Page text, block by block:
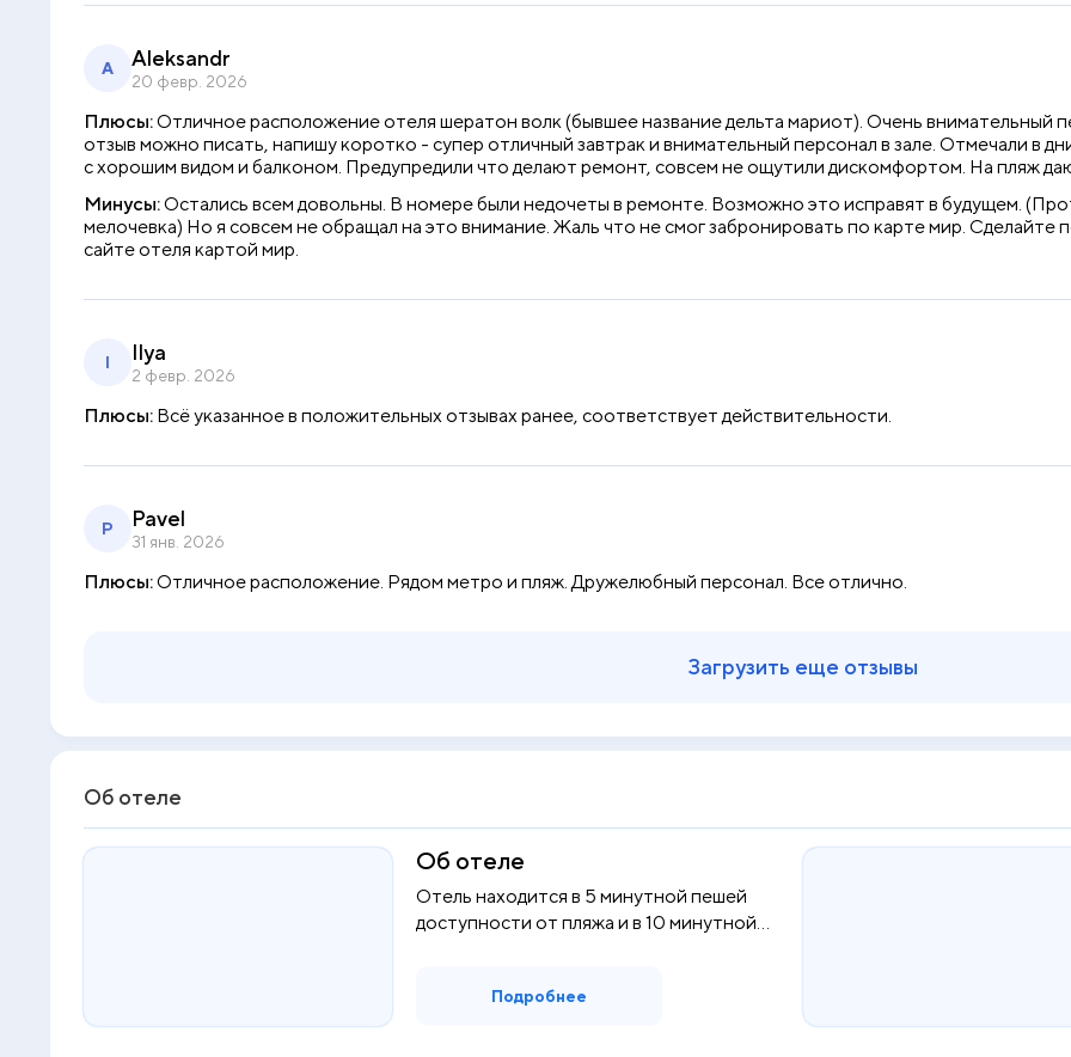
A Aleksandr
20 февр. 2026
Плюсы:Отличное расположение отеля шератон волк (бывшее название дельта мариот). Очень внимательный
отзыв можно писать, напишу коротко - супер отличный завтрак и внимательный персонал в зале. Отмечали в
с хорошим видом и балконом. Предупредили что делают ремонт, совсем не ощутили дискомфортом. На пляж
Минусы:Остались всем довольны. В номере были недочеты в ремонте. Возможно это исправят в будущем.
мелочевка) Но я совсем не обращал на это внимание. Жаль что не смог забронировать по карте мир.
сайте отеля картой мир.
I Ilya
2 февр. 2026
Плюсы: Всё указанное в положительных отзывах ранее, соответствует действительности.
P Pavel
31 янв. 2026
Плюсы:Отличное расположение. Рядом метро и пляж. Дружелюбный персонал. Все отлично.
Загрузить еще отзывы
Об отеле
Об отеле
Отель находится в 5 минутной пешей
доступности от пляжа и в 10 минутной
Подробнее